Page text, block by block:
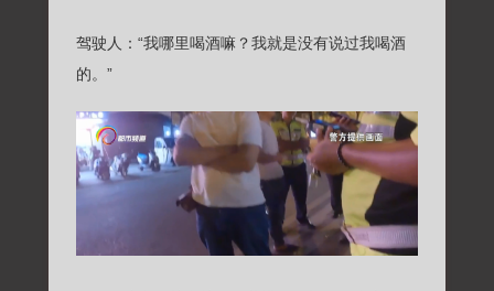
驾驶人：“我哪里喝酒嘛？我就是没有说过我喝酒
的。”